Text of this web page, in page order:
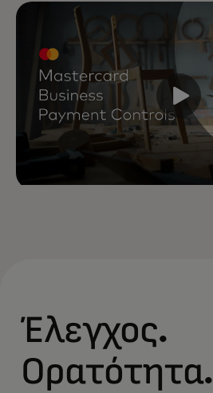
Έλεγχος.
Ορατότητα.